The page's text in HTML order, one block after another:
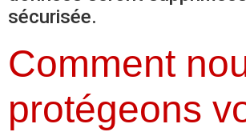
sécurisée.
Comment
protégeons